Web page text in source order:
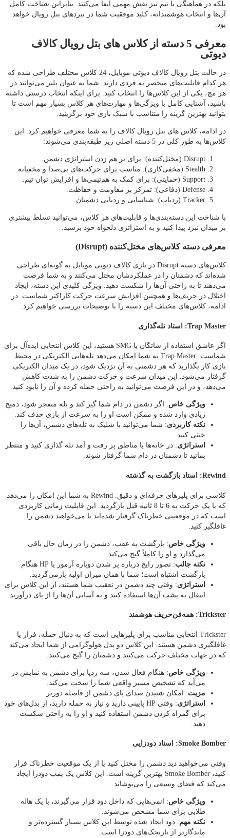
بلکه در هماهنگی با تیم نیز نقش مهمی ایفا می‌کنند. بنابراین شناخت کامل
آن‌ها و انتخاب هوشمندانه، کلید موفقیت شما در نبردهای بتل رویال خواهد
بود.
معرفی 5 دسته از کلاس های بتل رویال کالاف
دیوتی
در حالت بتل رویال کالاف دیوتی موبایل، 24 کلاس مختلف طراحی شده که
هر کدام قابلیت‌های منحصر به‌ فردی دارند. شما به عنوان پلیر می‌توانید در
هر مچ، یکی از این کلاس‌ها را انتخاب کنید. برای اینکه انتخاب درستی داشته
باشید، آشنایی کامل با ویژگی‌ها و مهارت‌های هر کلاس بسیار مهم است تا
بتوانید بهترین گزینه را متناسب با سبک بازی خود برگزینید.
در ادامه، کلاس های بتل رویال کالاف را به شما معرفی خواهیم کرد. این
کلاس‌ها به طور کلی در 5 دسته اصلی زیر طبقه‌بندی می‌شوند:
Disrupt (مختل‌کننده): برای بر هم زدن استراتژی دشمن.
Stealth (مخفی‌کاری): مناسب برای حرکت‌های بی‌صدا و مخفیانه.
Support (حمایتی): برای کمک به هم‌تیمی‌ها و افزایش توان تیم.
Defense (دفاعی): تمرکز بر مقاومت و حفاظت.
Tracker (ردیاب): شناسایی و ردیابی دشمنان.
با شناخت این دسته‌بندی‌ها و قابلیت‌های هر کلاس، می‌توانید تسلط بیشتری
بر میدان نبرد پیدا کنید و به استراتژی دلخواه خود برسید.
معرفی دسته کلاس‌های مختل‌کننده (Disrupt)
کلاس‌های دسته Disrupt در بازی کالاف دیوتی موبایل به گونه‌ای طراحی
شده‌اند که دشمنان را در عملکردشان مختل می‌کنند و به شما فرصت
می‌دهند تا به راحتی آن‌ها را شکست دهید. ویژگی کلیدی این دسته، ایجاد
اختلال در حریف‌ها و همچنین افزایش سرعت حرکت کاراکتر شماست. در
ادامه، کلاس‌های مختلف این دسته را با توضیحات بررسی خواهیم کرد:
Trap Master: استاد تله‌گذاری
اگر عاشق استفاده از شاتگان یا SMG هستید، این کلاس انتخابی ایده‌آل برای
شماست. Trap Master به شما امکان می‌دهد تله‌هایی الکتریکی در محیط
بازی کار بگذارید که هر دشمنی به آن نزدیک شود، در یک میدان الکتریکی
گرفتار می‌شود. این میدان سرعت و حرکت دشمن را به شدت کاهش
می‌دهد، و در این فرصت می‌توانید به راحتی حمله کرده و آن را نابود کنید.
ویژگی خاص: اگر دشمن در دام شما گیر کند و تله منفجر شود، دمیج
زیادی وارد شده و ممکن است او را به سرعت از بازی حذف کند.
نکته کاربردی: شما می‌توانید با شلیک به تله‌های دشمن، آن‌ها را
خنثی کنید.
استراتژی: در خانه‌ها یا مناطق پر رفت‌ و آمد تله‌ گذاری کنید و منتظر
بمانید تا دشمنان در دام شما گرفتار شوند.
Rewind: استاد بازگشت به گذشته
کلاسی برای پلیرهای حرفه‌ای و دقیق. Rewind به شما این امکان را می‌دهد
که با یک حرکت به 6 تا 8 ثانیه قبل بازگردید. این قابلیت زمانی کاربردی
است که در موقعیتی خطرناک گرفتار شده‌اید یا می‌خواهید دشمن را
غافلگیر کنید.
ویژگی خاص: بازگشت به عقب، دشمن را در زمان حال باقی
می‌گذارد و او را کاملاً گیج می‌کند.
نکته جالب
: تصور رایج درباره پر شدن دوباره آرمور یا HP هنگام
بازگشت اشتباه است؛ شما با همان میزان اولیه بازمی‌گردید.
استراتژی: وقتی چند دشمن در تعقیب شما هستند، از این کلاس برای
انتقال به پشت آن‌ها استفاده کنید و به آسانی آن‌ها را از پای درآورید.
Trickster: همه‌فن‌حریف هوشمند
Trickster انتخابی مناسب برای پلیرهایی است که به دنبال حمله، فرار یا
غافلگیری دشمن هستند. این کلاس دو بدل هولوگرامی از شما ایجاد می‌کند
که در جهات مختلف حرکت می‌کنند و دشمنان را گیج می‌کنند.
ویژگی خاص: هنگام فعال شدن، سه ردپا برای دشمن به نمایش در
می‌آید که تشخیص مسیر واقعی شما را سخت می‌کند.
مزیت: امکان شنیدن صدای پای دشمن از فاصله دورتر.
استراتژی
: وقتی HP پایینی دارید و نیاز به حمله دارید، از بدل‌های خود
برای گمراه کردن دشمن استفاده کنید و او را به راحتی شکست
دهید.
Smoke Bomber: استاد دودزایی
وقتی می‌خواهید دید دشمن را مختل کنید یا از یک موقعیت خطرناک فرار
کنید، Smoke Bomber بهترین گزینه است. این کلاس یک بمب دودزا ایجاد
می‌کند که فضای وسیعی را می‌پوشاند.
ویژگی خاص: انمی‌هایی که داخل دود قرار می‌گیرند، با یک هاله
طلایی برای شما مشخص می‌شوند.
نکته مهم: دود ایجاد شده توسط این کلاس بسیار گسترده‌تر و
ماندگارتر از نارنجک‌های دودزا است.